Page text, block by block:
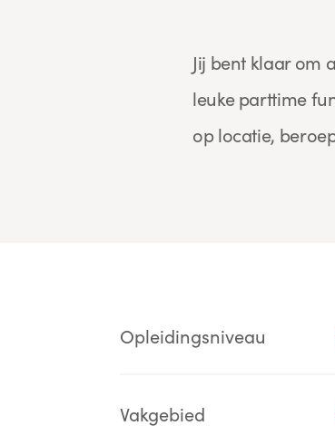
Jij bent klaar om
leuke parttime
op locatie,
Opleidingsniveau
Vakgebied